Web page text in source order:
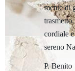
mente di
cordiale
sereno
P. Benito